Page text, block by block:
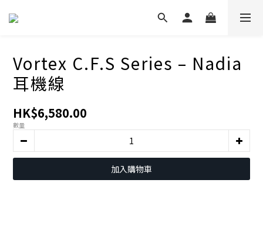
Vortex C.F.S Series – Nadia
耳機線
HK$6,580.00
數量
加入購物車